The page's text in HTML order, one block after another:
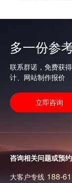
多一份参
联系群诺，免费获
计、网站制作报价
立即咨询
咨询相关问题或预
大客户专线 188-